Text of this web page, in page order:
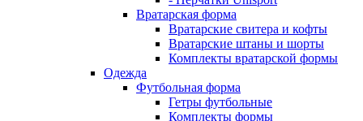
Вратарская форма
Вратарские свитера и кофты
Вратарские штаны и шорты
Комплекты вратарской формы
Одежда
Футбольная форма
Гетры футбольные
Комплекты формы